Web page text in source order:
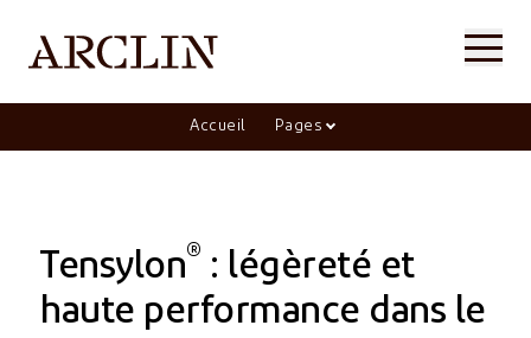
Accueil Pages
Tensylon® : légèreté et
haute performance dans le